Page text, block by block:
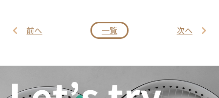
前へ 一覧 次へ